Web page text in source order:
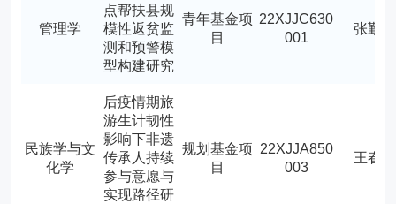
管理学
点帮扶县规
模性返贫监
测和预警模
型构建研究
青年基金项
目
22XJJC630
001
张勤虎
民族学与文
化学
后疫情期旅
游生计韧性
影响下非遗
传承人持续
参与意愿与
实现路径研
规划基金项
目
22XJJA850
003
王春燕